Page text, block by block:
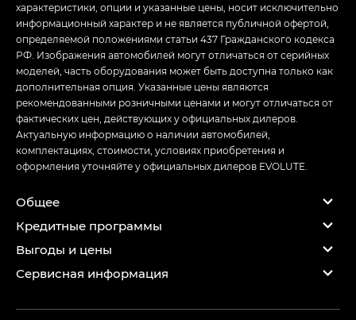
характеристики, опции и указанные цены, носит исключительно
информационный характер и не является публичной офертой,
определяемой положениями статьи 437 Гражданского кодекса
РФ. Изображения автомобилей могут отличаться от серийных
моделей, часть оборудования может быть доступна только как
дополнительная опция. Указанные цены являются
рекомендованными розничными ценами и могут отличаться от
фактических цен, действующих у официальных дилеров.
Актуальную информацию о наличии автомобилей,
комплектациях, стоимости, условиях приобретения и
оформления уточняйте у официальных дилеров EVOLUTE.
Общее
Кредитные программы
Выгоды и цены
Сервисная информация